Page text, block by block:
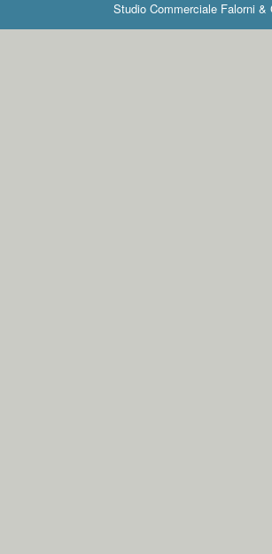
Studio Commerciale Falorni